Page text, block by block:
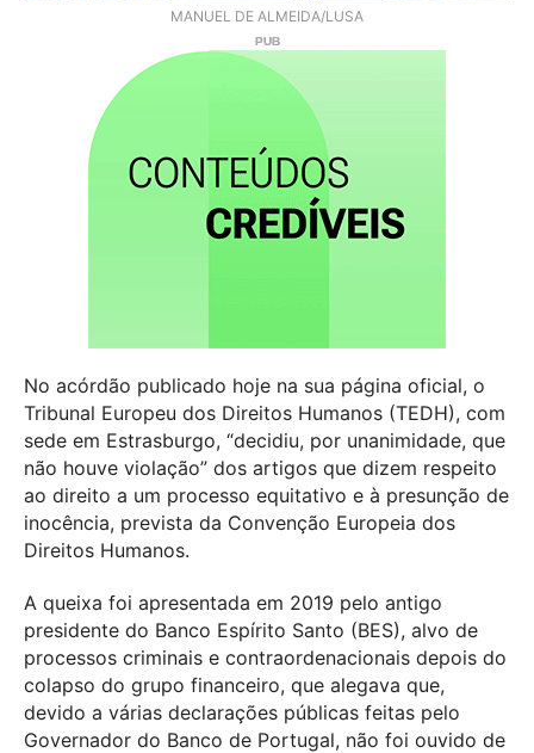
MANUEL DE ALMEIDA/LUSA
No acórdão publicado hoje na sua página oficial, o
Tribunal Europeu dos Direitos Humanos (TEDH), com
sede em Estrasburgo, “decidiu, por unanimidade, que
não houve violação” dos artigos que dizem respeito
ao direito a um processo equitativo e à presunção de
inocência, prevista da Convenção Europeia dos
Direitos Humanos.
A queixa foi apresentada em 2019 pelo antigo
presidente do Banco Espírito Santo (BES), alvo de
processos criminais e contraordenacionais depois do
colapso do grupo financeiro, que alegava que,
devido a várias declarações públicas feitas pelo
Governador do Banco de Portugal, não foi ouvido de